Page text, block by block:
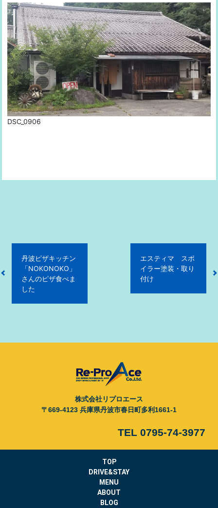
DSC_0906
ナ
ン
丹波ピザキッチン
「NOKONOKO」
さんのピザ食べま
した
エスティマ スポ
イラー塗装・取り
付け
株式会社リプロエース
〒669-4123 兵庫県丹波市春日町多利1661-1
TEL 0795-74-3977
TOP
DRIVE&STAY
MENU
ABOUT
BLOG